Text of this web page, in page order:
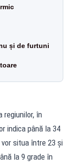
și de furtuni
regiunilor, în
indica până la 34
situa între 23 și
la 9 grade în